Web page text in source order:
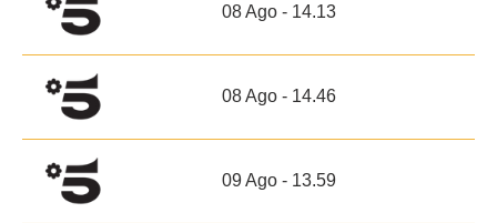
08 Ago - 14.13
08 Ago - 14.46
09 Ago - 13.59